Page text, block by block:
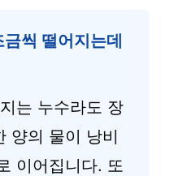
씩 떨어지는데
는 누수라도 장
양의 물이 낭비
이어집니다. 또